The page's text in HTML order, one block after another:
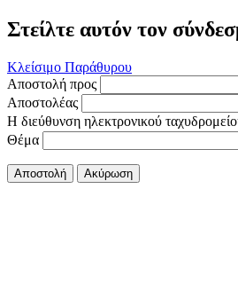
Στείλτε αυτόν τον
Κλείσιμο Παράθυρου
Αποστολή προς
Αποστολέας
Η διεύθυνση ηλεκτρονικού
Θέμα
Αποστολή Ακύρωση